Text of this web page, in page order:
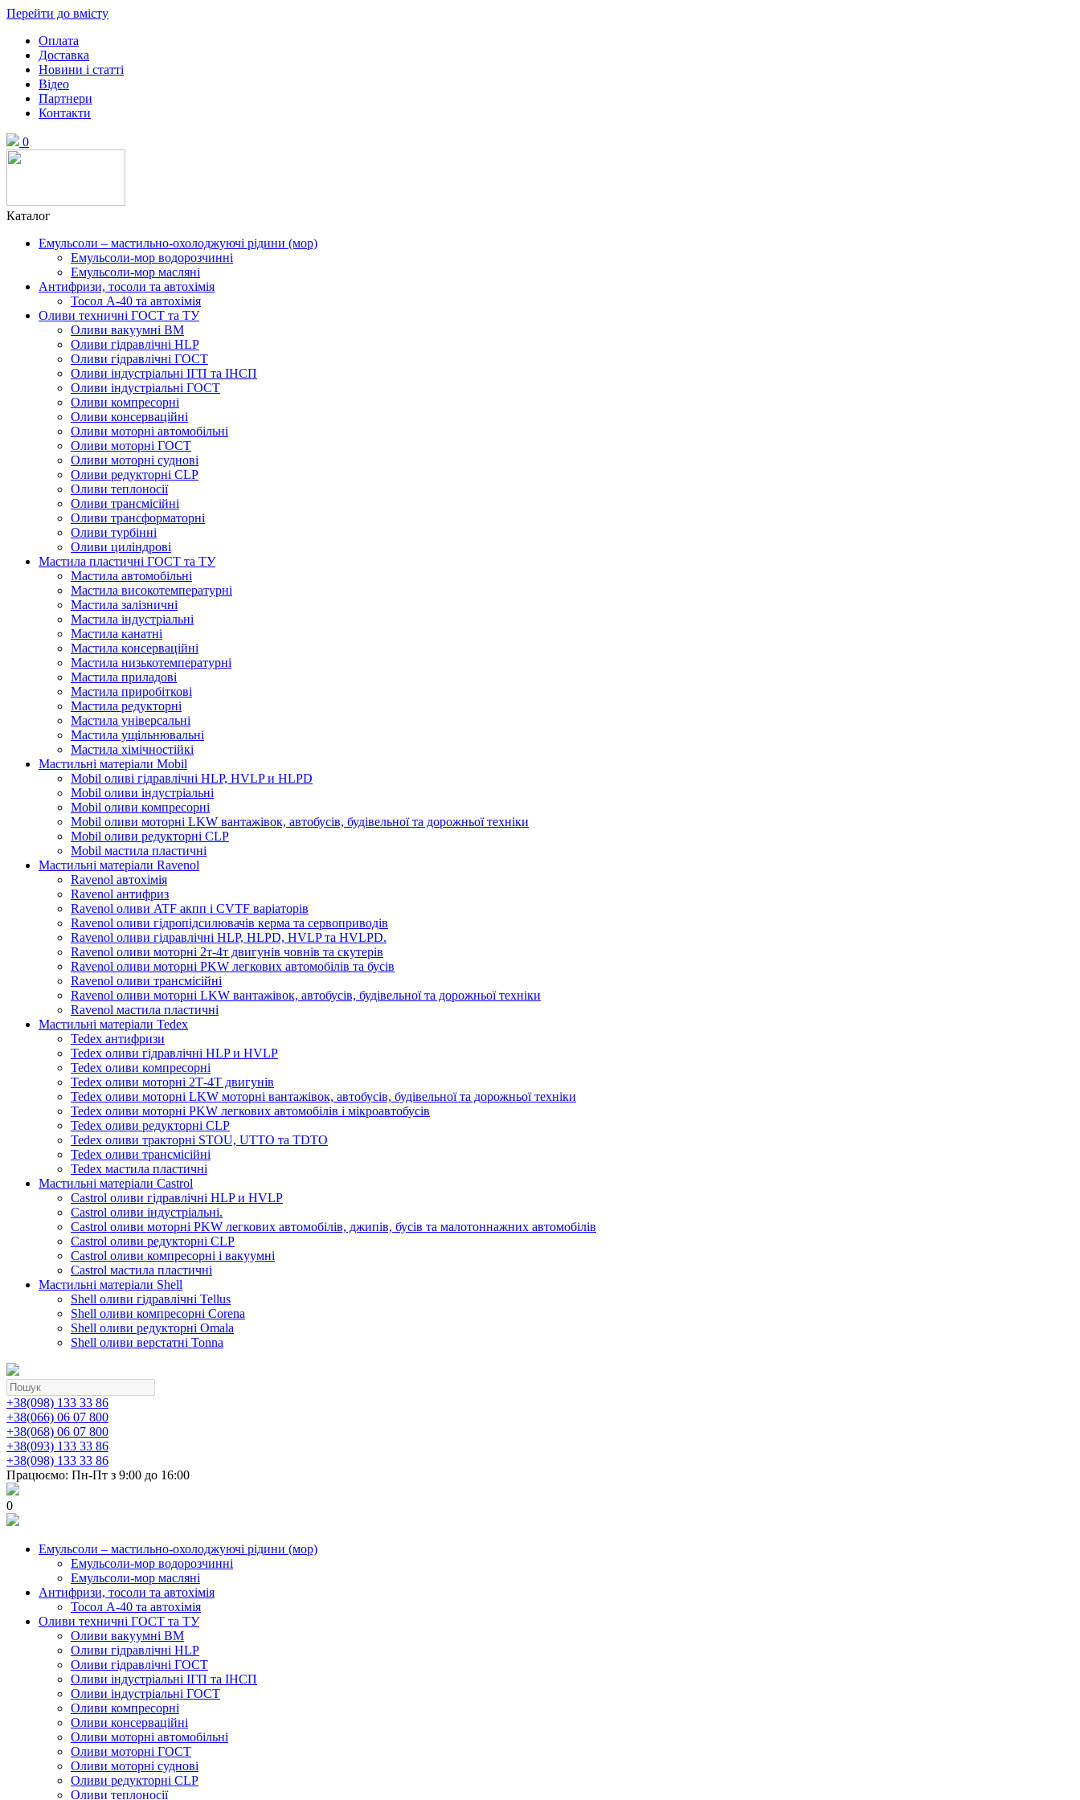
Перейти до вмісту
Оплата
Доставка
Новини і статті
Відео
Партнери
Контакти
0
Каталог
Емульсоли – мастильно-охолоджуючі рідини (мор)
Емульсоли-мор водорозчинні
Емульсоли-мор масляні
Антифризи, тосоли та автохімія
Тосол А-40 та автохімія
Оливи техничні ГОСТ та ТУ
Оливи вакуумні ВМ
Оливи гідравлічні HLP
Оливи гідравлічні ГОСТ
Оливи індустріальні ІГП та ІНСП
Оливи індустріальні ГОСТ
Оливи компресорні
Оливи консерваційні
Оливи моторні автомобільні
Оливи моторні ГОСТ
Оливи моторні суднові
Оливи редукторні CLP
Оливи теплоносії
Оливи трансмісійні
Оливи трансформаторні
Оливи турбінні
Оливи циліндрові
Мастила пластичні ГОСТ та ТУ
Мастила автомобільні
Мастила високотемпературні
Мастила залізничні
Мастила індустріальні
Мастила канатні
Мастила консерваційні
Мастила низькотемпературні
Мастила приладові
Мастила приробіткові
Мастила редукторні
Мастила універсальні
Мастила ущільнювальні
Мастила хімічностійкі
Мастильні матеріали Mobil
Mobil оливі гідравлічні HLP, HVLP и HLPD
Mobil оливи індустріальні
Mobil оливи компресорні
Mobil оливи моторні LKW вантажівок, автобусів, будівельної та дорожньої техніки
Mobil оливи редукторні CLP
Mobil мастила пластичні
Мастильні матеріали Ravenol
Ravenol автохімія
Ravenol антифриз
Ravenol оливи ATF акпп і CVTF варіаторів
Ravenol оливи гідропідсилювачів керма та сервоприводів
Ravenol оливи гідравлічні HLP, HLPD, HVLP та HVLPD.
Ravenol оливи моторні 2т-4т двигунів човнів та скутерів
Ravenol оливи моторні PKW легкових автомобілів та бусів
Ravenol оливи трансмісійні
Ravenol оливи моторні LKW вантажівок, автобусів, будівельної та дорожньої техніки
Ravenol мастила пластичні
Мастильні матеріали Tedex
Tedex антифризи
Tedex оливи гідравлічні HLP и HVLP
Tedex оливи компресорні
Tedex оливи моторні 2Т-4Т двигунів
Tedex оливи моторні LKW моторні вантажівок, автобусів, будівельної та дорожньої техніки
Tedex оливи моторні PKW легкових автомобілів і мікроавтобусів
Tedex оливи редукторні CLP
Tedex оливи тракторні STOU, UTTO та TDTO
Tedex оливи трансмісійні
Tedex мастила пластичні
Мастильні матеріали Castrol
Castrol оливи гідравлічні HLP и HVLP
Castrol оливи індустріальні.
Castrol оливи моторні PKW легкових автомобілів, джипів, бусів та малотоннажних автомобілів
Castrol оливи редукторні CLP
Castrol оливи компресорні і вакуумні
Castrol мастила пластичні
Мастильні матеріали Shell
Shell оливи гідравлічні Tellus
Shell оливи компресорні Corena
Shell оливи редукторні Omala
Shell оливи верстатні Tonna
+38(098) 133 33 86
+38(066) 06 07 800
+38(068) 06 07 800
+38(093) 133 33 86
+38(098) 133 33 86
Працюємо: Пн-Пт з 9:00 до 16:00
0
Емульсоли – мастильно-охолоджуючі рідини (мор)
Емульсоли-мор водорозчинні
Емульсоли-мор масляні
Антифризи, тосоли та автохімія
Тосол А-40 та автохімія
Оливи техничні ГОСТ та ТУ
Оливи вакуумні ВМ
Оливи гідравлічні HLP
Оливи гідравлічні ГОСТ
Оливи індустріальні ІГП та ІНСП
Оливи індустріальні ГОСТ
Оливи компресорні
Оливи консерваційні
Оливи моторні автомобільні
Оливи моторні ГОСТ
Оливи моторні суднові
Оливи редукторні CLP
Оливи теплоносії